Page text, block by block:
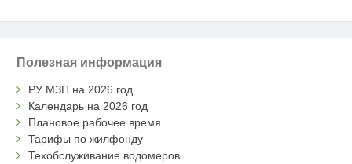
Полезная информация
РУ МЗП на 2026 год
Календарь на 2026 год
Плановое рабочее время
Тарифы по жилфонду
Техобслуживание водомеров